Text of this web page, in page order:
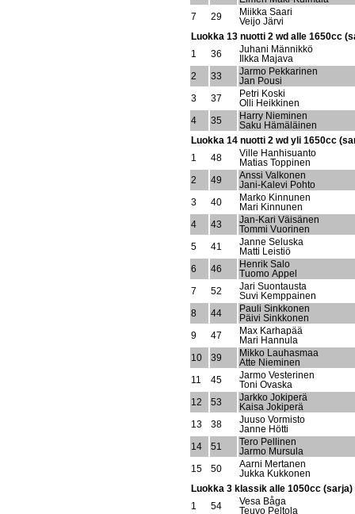
7
29
Miikka Saari
Veijo Järvi
Luokka 13 nuotti 2 wd alle 1650cc
1
36
Juhani Männikkö
Ilkka Majava
2
33
Jarmo Pekkarinen
Jan Pousi
3
37
Petri Koski
Olli Heikkinen
4
35
Harry Nieminen
Saku Hämäläinen
Luokka 14 nuotti 2 wd yli 1650cc
1
48
Ville Hanhisuanto
Matias Toppinen
2
49
Anssi Valkonen
Jani-Kalevi Pohto
3
40
Marko Kinnunen
Mari Kinnunen
4
43
Jan-Kari Väisänen
Tommi Vuorinen
5
41
Janne Seluska
Matti Leistiö
6
46
Henrik Salo
Tuomo Appel
7
52
Jari Suontausta
Suvi Kemppainen
8
44
Pauli Sinkkonen
Päivi Sinkkonen
9
47
Max Karhapää
Mari Hannula
10
39
Mikko Lauhasmaa
Atte Nieminen
11
45
Jarmo Vesterinen
Toni Ovaska
12
53
Jarkko Jokiperä
Kaisa Jokiperä
13
38
Juuso Vormisto
Janne Hötti
14
51
Tero Pellinen
Jarmo Mursula
15
50
Aarni Mertanen
Jukka Kukkonen
Luokka 3 klassik alle 1050cc (sarja)
1
54
Vesa Båga
Teuvo Peltola